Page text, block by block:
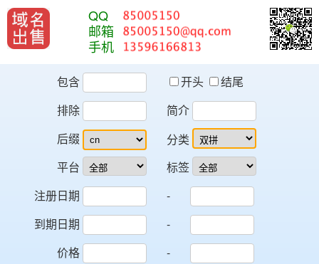
QQ
邮箱
手机
包含 开头
结尾
排除
简介
后缀
平台
分类
标签
注册日期
-
到期日期
-
价格
-